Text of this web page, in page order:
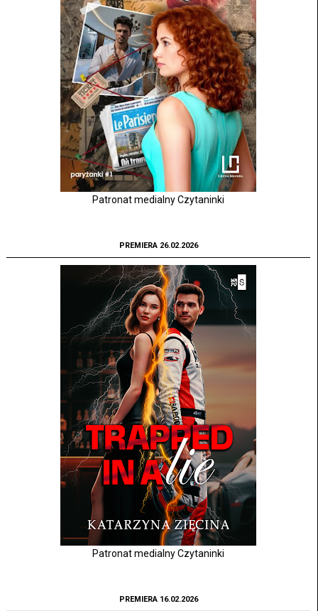
Patronat medialny Czytaninki
PREMIERA 26.02.2026
Patronat medialny Czytaninki
PREMIERA 16.02.2026